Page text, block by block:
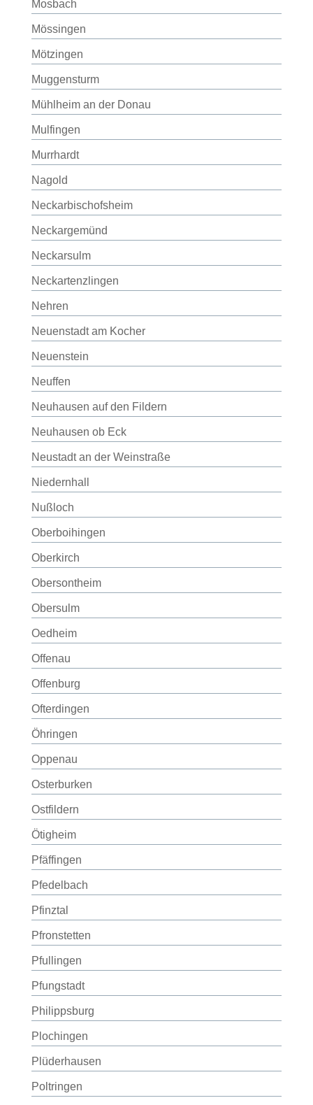
Mosbach
Mössingen
Mötzingen
Muggensturm
Mühlheim an der Donau
Mulfingen
Murrhardt
Nagold
Neckarbischofsheim
Neckargemünd
Neckarsulm
Neckartenzlingen
Nehren
Neuenstadt am Kocher
Neuenstein
Neuffen
Neuhausen auf den Fildern
Neuhausen ob Eck
Neustadt an der Weinstraße
Niedernhall
Nußloch
Oberboihingen
Oberkirch
Obersontheim
Obersulm
Oedheim
Offenau
Offenburg
Ofterdingen
Öhringen
Oppenau
Osterburken
Ostfildern
Ötigheim
Pfäffingen
Pfedelbach
Pfinztal
Pfronstetten
Pfullingen
Pfungstadt
Philippsburg
Plochingen
Plüderhausen
Poltringen